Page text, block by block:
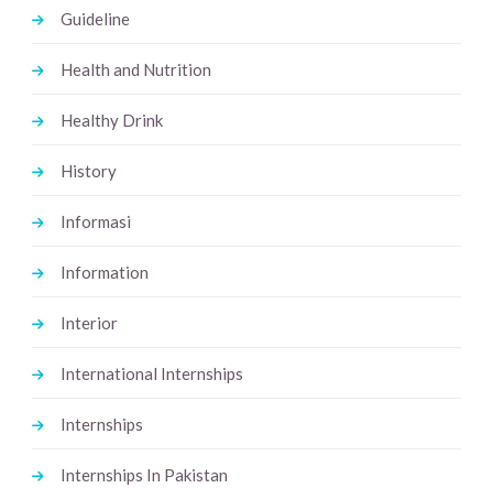
Guideline
Health and Nutrition
Healthy Drink
History
Informasi
Information
Interior
International Internships
Internships
Internships In Pakistan